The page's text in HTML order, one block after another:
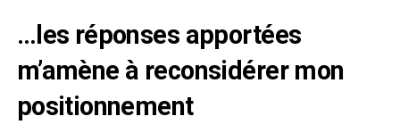
…les réponses apportées
m’amène à reconsidérer mon
positionnement